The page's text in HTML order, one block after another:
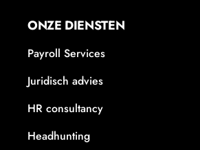
ONZE DIENSTEN
Payroll Services
Juridisch advies
HR consultancy
Headhunting